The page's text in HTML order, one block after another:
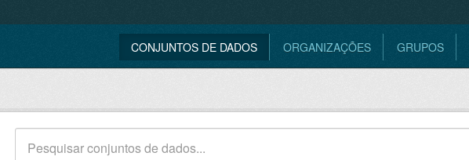
CONJUNTOS DE DADOS ORGANIZAÇÕES GRUPOS